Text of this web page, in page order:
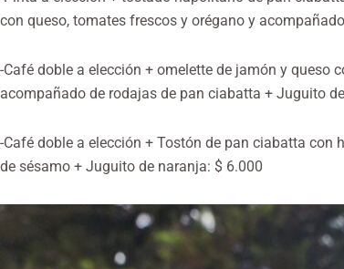
con queso, tomates frescos y orégano y
-Café doble a elección + omelette de jamón y queso
acompañado de rodajas de pan ciabatta + Juguito
-Café doble a elección + Tostón de pan ciabatta
de sésamo + Juguito de naranja: $ 6.000